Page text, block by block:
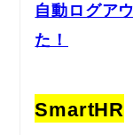
自動ログア
た！
SmartHR